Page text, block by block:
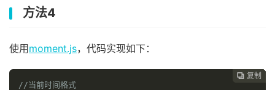
方法4
使用moment.js，代码实现如下：
 复制
 复制
 复制
//当前时间格式